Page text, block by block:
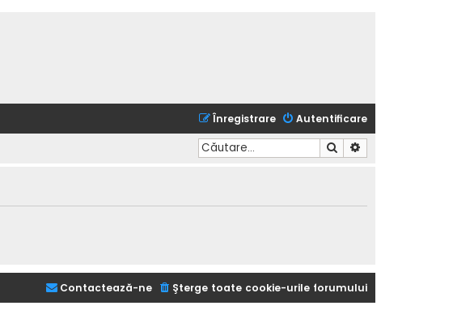
Autentificare
Înregistrare
Căutare
Şterge toate cookie-urile forumului
Contactează-ne